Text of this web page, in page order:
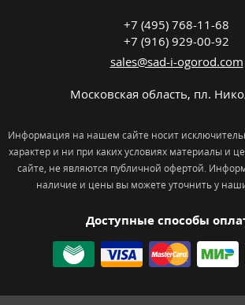
Доступные способы
+7 (495) 768-11-68
+7 (916) 929-00-92
sales@sad-i-ogorod.com
Московская область, пл.
Информация на нашем сайте носит
характер и ни при каких условиях материалы и
сайте, не являются публичной офертой.
наличие и цены вы можете уточнить у